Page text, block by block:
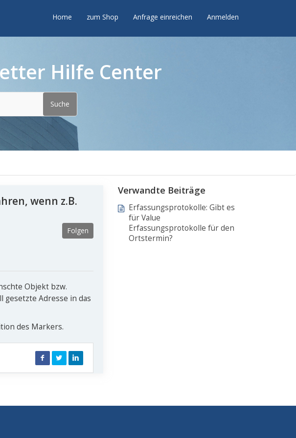
Home zum Shop Anfrage einreichen Anmelden
Hilfe Center
wenn z.B.
Folgen
Objekt bzw.
gesetzte Adresse in das
des Markers.
Facebook
TwitterLinkedIn
Verwandte Beiträge
Erfassungsprotokolle: Gibt es
für Value
Erfassungsprotokolle für den
Ortstermin?